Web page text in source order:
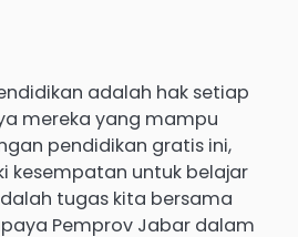
adalah hak setiap
mereka yang mampu
pendidikan gratis ini,
kesempatan untuk belajar
tugas kita bersama
Pemprov Jabar dalam